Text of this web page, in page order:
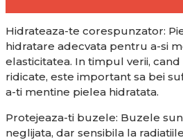
Hidrateaza-te corespunzator:
hidratare adecvata pentru a-si
elasticitatea. In timpul verii,
ridicate, este important sa bei
a-ti mentine pielea hidratata.
Protejeaza-ti buzele: Buzele
neglijata, dar sensibila la